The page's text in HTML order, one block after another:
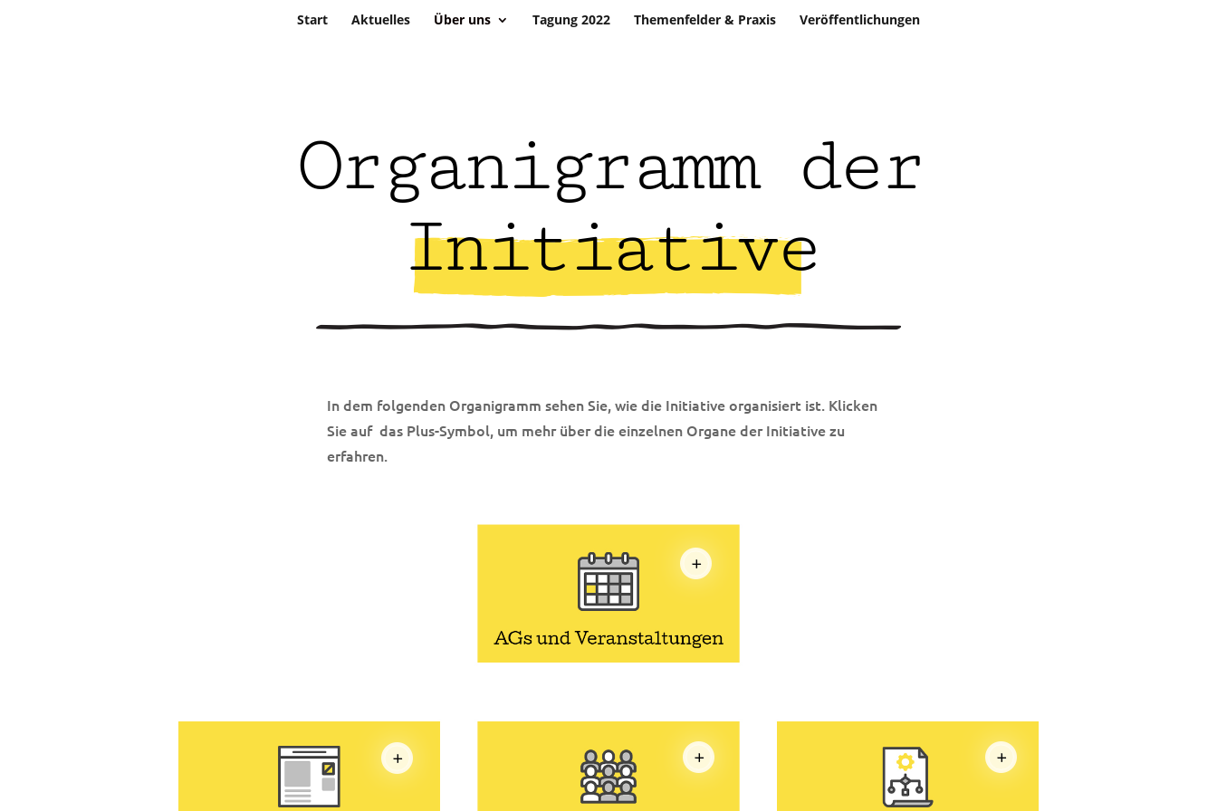
Start Aktuelles Über uns Tagung 2022 Themenfelder & Praxis Veröffentlichungen
Organigramm der
Initiative
In dem folgenden Organigramm sehen Sie, wie die Initiative organisiert ist. Klicken
Sie auf das Plus-Symbol, um mehr über die einzelnen Organe der Initiative zu
erfahren.